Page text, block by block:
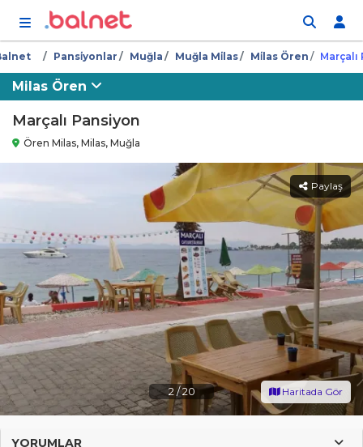
Pansi̇yonlar Muğla Muğla Mi̇las Mi̇las Ören Marçalı
Milas Ören
Marçalı Pansiyon
Ören Milas, Milas, Muğla
2/20
Paylaş
Haritada Gör
YORUMLAR